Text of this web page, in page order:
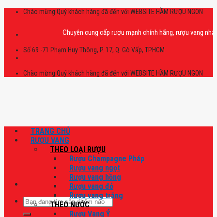
Skip
Chào mừng Quý khách hàng đã đến với WEBSITE HẦM RƯỢU NGON
Chuyên cung cấp rượu mạnh chính hãng, rượu vang nhập
Số 69 -71 Phạm Huy Thông, P. 17, Q. Gò Vấp, TPHCM
Chào mừng Quý khách hàng đã đến với WEBSITE HẦM RƯỢU NGON
Tìm
kiếm:
TRANG CHỦ
RƯỢU VANG
THEO LOẠI RƯỢU
Rượu Champagne Pháp
Rượu vang ngọt
Rượu vang hồng
Rượu vang đỏ
Rượu vang trắng
THEO NƯỚC
Rượu Vang Ý